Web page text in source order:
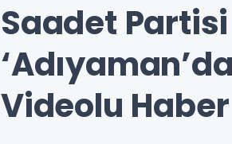
Saadet Partisi
Videolu Haber